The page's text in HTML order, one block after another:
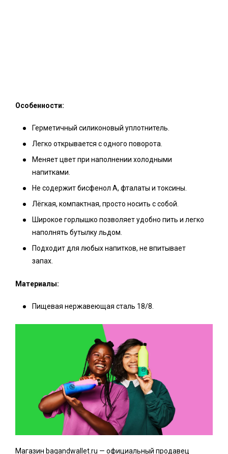
Особенности:
Герметичный силиконовый уплотнитель.
Легко открывается с одного поворота.
Меняет цвет при наполнении холодными
напитками.
Не содержит бисфенол А, фталаты и токсины.
Лёгкая, компактная, просто носить с собой.
Широкое горлышко позволяет удобно пить и легко
наполнять бутылку льдом.
Подходит для любых напитков, не впитывает
запах.
Материалы:
Пищевая нержавеющая сталь 18/8.
Магазин bagandwallet.ru — официальный продавец